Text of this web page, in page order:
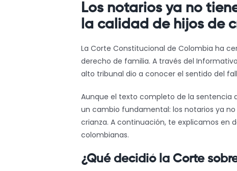
Los notarios ya no
la calidad de hijos de
La Corte Constitucional de Colombia ha
derecho de familia. A través del
alto tribunal dio a conocer el sentido del
Aunque el texto completo de la sentencia
un cambio fundamental: los notarios ya
crianza. A continuación, te explicamos en
colombianas.
¿Qué decidió la Corte